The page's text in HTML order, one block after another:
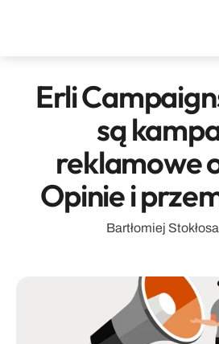
Erli
są
reklamowe
Opinie i
Bartłomiej Stokłosa